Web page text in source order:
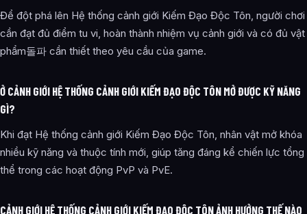
Để đột phá lên Hệ thống cảnh giới Kiếm Đạo Độc Tôn, người chơi
cần đạt đủ điểm tu vi, hoàn thành nhiệm vụ cảnh giới và có đủ vật
phẩm돌파 cần thiết theo yêu cầu của game.
Ở CẢNH GIỚI HỆ THỐNG CẢNH GIỚI KIẾM ĐẠO ĐỘC TÔN MỞ ĐƯỢC KỸ NĂNG
GÌ?
Khi đạt Hệ thống cảnh giới Kiếm Đạo Độc Tôn, nhân vật mở khóa
nhiều kỹ năng và thuộc tính mới, giúp tăng đáng kể chiến lực tổng
thể trong các hoạt động PvP và PvE.
CẢNH GIỚI HỆ THỐNG CẢNH GIỚI KIẾM ĐẠO ĐỘC TÔN ẢNH HƯỞNG THẾ NÀO